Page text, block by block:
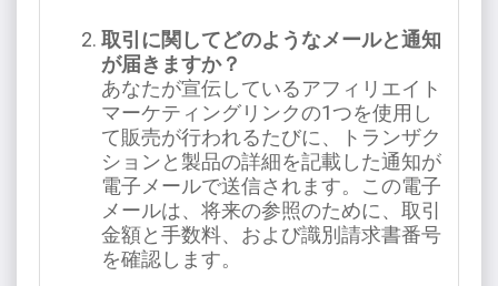
取引に関してどのようなメールと通知
が届きますか？
あなたが宣伝しているアフィリエイト
マーケティングリンクの1つを使用し
て販売が行われるたびに、トランザク
ションと製品の詳細を記載した通知が
電子メールで送信されます。この電子
メールは、将来の参照のために、取引
金額と手数料、および識別請求書番号
を確認します。